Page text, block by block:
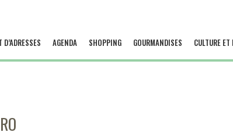
D’ADRESSES AGENDA SHOPPING GOURMANDISES CULTURE